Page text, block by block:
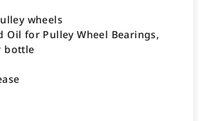
wheels
Oil for Pulley Wheel Bearings,
bottle